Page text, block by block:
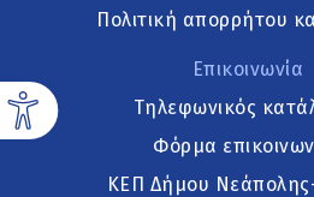
Πολιτική απορρήτου
Επικοινωνία
Τηλεφωνικός
Φόρμα
ΚΕΠ Δήμου